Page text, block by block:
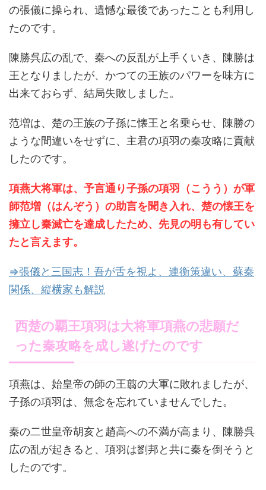
の張儀に操られ、遺憾な最後であったことも利用し
たのです。
陳勝呉広の乱で、秦への反乱が上手くいき、陳勝は
王となりましたが、かつての王族のパワーを味方に
出来ておらず、結局失敗しました。
范増は、楚の王族の子孫に懐王と名乗らせ、陳勝の
ような間違いをせずに、主君の項羽の秦攻略に貢献
したのです。
項燕大将軍は、予言通り子孫の項羽（こうう）が軍
師范増（はんぞう）の助言を聞き入れ、楚の懐王を
擁立し秦滅亡を達成したため、先見の明も有してい
たと言えます。
⇒張儀と三国志！吾が舌を視よ、連衡策違い、蘇秦
関係、縦横家も解説
西楚の覇王項羽は大将軍項燕の悲願だ
った秦攻略を成し遂げたのです
項燕は、始皇帝の師の王翦の大軍に敗れましたが、
子孫の項羽は、無念を忘れていませんでした。
秦の二世皇帝胡亥と趙高への不満が高まり、陳勝呉
広の乱が起きると、項羽は劉邦と共に秦を倒そうと
したのです。